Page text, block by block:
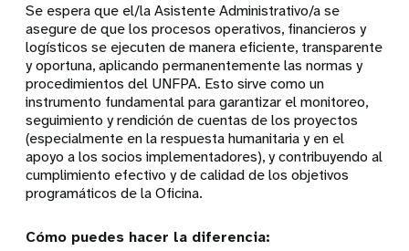
Se espera que el/la Asistente Administrativo/a se
asegure de que los procesos operativos, financieros y
logísticos se ejecuten de manera eficiente, transparente
y oportuna, aplicando permanentemente las normas y
procedimientos del UNFPA. Esto sirve como un
instrumento fundamental para garantizar el monitoreo,
seguimiento y rendición de cuentas de los proyectos
(especialmente en la respuesta humanitaria y en el
apoyo a los socios implementadores), y contribuyendo al
cumplimiento efectivo y de calidad de los objetivos
programáticos de la Oficina.
Cómo puedes hacer la diferencia: